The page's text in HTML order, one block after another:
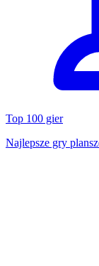
Top 100 gier
Najlepsze gry